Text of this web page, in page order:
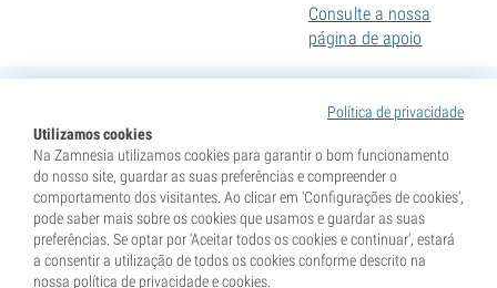
Política de privacidade
Utilizamos cookies
Na Zamnesia utilizamos cookies para garantir o bom funcionamento
do nosso site, guardar as suas preferências e compreender o
comportamento dos visitantes. Ao clicar em 'Configurações de cookies',
pode saber mais sobre os cookies que usamos e guardar as suas
preferências. Se optar por 'Aceitar todos os cookies e continuar', estará
a consentir a utilização de todos os cookies conforme descrito na
nossa política de privacidade e cookies.
Consulte a nossa
página de apoio